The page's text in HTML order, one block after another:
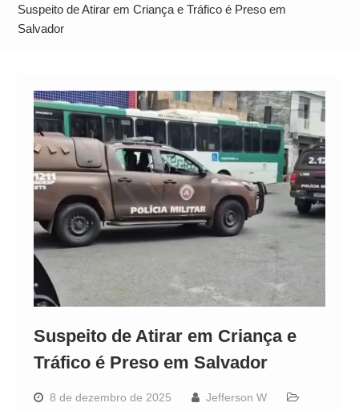
Alto
Suspeito de Atirar em Criança e Tráfico é Preso em
Salvador
Suspeito de Atirar em Criança e
Tráfico é Preso em Salvador
8 de dezembro de 2025
Jefferson W